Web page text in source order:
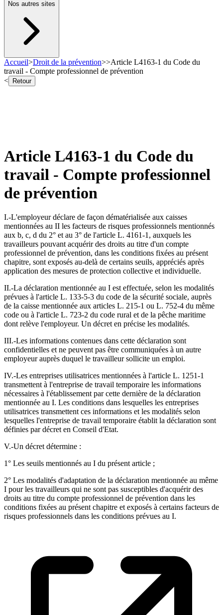
Nos autres sites
Accueil>Droit de la prévention>>Article L4163-1 du Code du
travail - Compte professionnel de prévention
<
Retour
Article L4163-1 du Code du
travail - Compte professionnel
de prévention
I.-L'employeur déclare de façon dématérialisée aux caisses
mentionnées au II les facteurs de risques professionnels mentionnés
aux b, c, d du 2° et au 3° de l'article L. 4161-1, auxquels les
travailleurs pouvant acquérir des droits au titre d'un compte
professionnel de prévention, dans les conditions fixées au présent
chapitre, sont exposés au-delà de certains seuils, appréciés après
application des mesures de protection collective et individuelle.
II.-La déclaration mentionnée au I est effectuée, selon les modalités
prévues à l'article L. 133-5-3 du code de la sécurité sociale, auprès
de la caisse mentionnée aux articles L. 215-1 ou L. 752-4 du même
code ou à l'article L. 723-2 du code rural et de la pêche maritime
dont relève l'employeur. Un décret en précise les modalités.
III.-Les informations contenues dans cette déclaration sont
confidentielles et ne peuvent pas être communiquées à un autre
employeur auprès duquel le travailleur sollicite un emploi.
IV.-Les entreprises utilisatrices mentionnées à l'article L. 1251-1
transmettent à l'entreprise de travail temporaire les informations
nécessaires à l'établissement par cette dernière de la déclaration
mentionnée au I. Les conditions dans lesquelles les entreprises
utilisatrices transmettent ces informations et les modalités selon
lesquelles l'entreprise de travail temporaire établit la déclaration sont
définies par décret en Conseil d'Etat.
V.-Un décret détermine :
1° Les seuils mentionnés au I du présent article ;
2° Les modalités d'adaptation de la déclaration mentionnée au même
I pour les travailleurs qui ne sont pas susceptibles d'acquérir des
droits au titre du compte professionnel de prévention dans les
conditions fixées au présent chapitre et exposés à certains facteurs de
risques professionnels dans les conditions prévues au I.